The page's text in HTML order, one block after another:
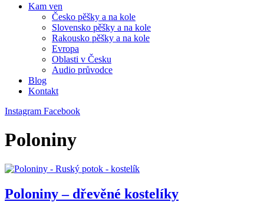
Kam ven
Česko pěšky a na kole
Slovensko pěšky a na kole
Rakousko pěšky a na kole
Evropa
Oblasti v Česku
Audio průvodce
Blog
Kontakt
Instagram Facebook
Poloniny
Poloniny – dřevěné kostelíky